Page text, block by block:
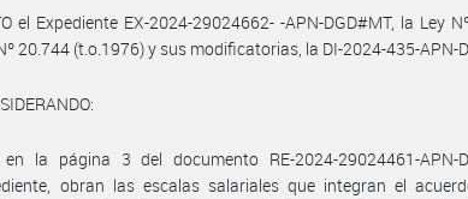
el Expediente EX-2024-29024662- -APN-DGD#MT, la Ley
20.744 (t.o.1976) y sus modificatorias, la DI-2024-435-APN-
en la página 3 del documento RE-2024-29024461-APN-
obran las escalas salariales que integran el